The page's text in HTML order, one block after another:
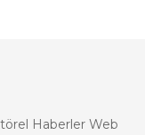
Haberler Web